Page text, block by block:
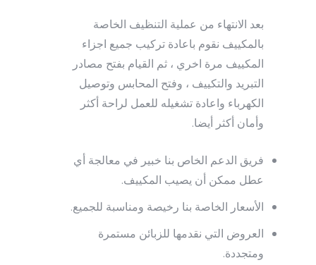
بعد الانتهاء من عملية التنظيف الخاصة
بالمكييف نقوم باعادة تركيب جميع اجزاء
المكييف مرة اخري ، ثم القيام بفتح مصادر
التبريد والتكييف ، وفتح المحابس وتوصيل
الكهرباء واعادة تشغيله للعمل لراحة أكثر
وأمان أكثر أيضا.
فريق الدعم الخاص بنا خبير في معالجة أي
عطل ممكن أن يصيب المكييف.
الأسعار الخاصة بنا رخيصة ومناسبة للجميع.
العروض التي نقدمها للزبائن مستمرة
ومتجددة.